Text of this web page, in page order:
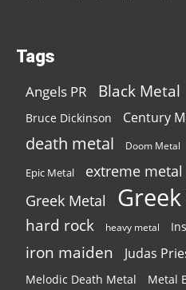
Tags
Angels PR Black Metal
Bruce Dickinson Century
death metal Doom Metal
Epic Metal extreme metal
Greek Metal
hard rock heavy metal
iron maiden Judas
Melodic Death Metal Metal